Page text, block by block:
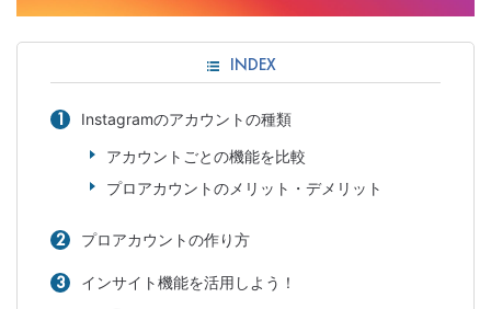
INDEX
Instagramのアカウントの種類
アカウントごとの機能を比較
プロアカウントのメリット・デメリット
プロアカウントの作り方
インサイト機能を活用しよう！